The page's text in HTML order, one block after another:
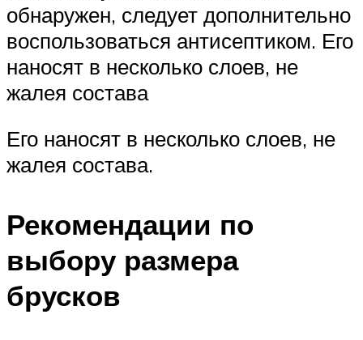
обнаружен, следует дополнительно
воспользоваться антисептиком. Его
наносят в несколько слоев, не
жалея состава
Его наносят в несколько слоев, не
жалея состава.
Рекомендации по
выбору размера
брусков